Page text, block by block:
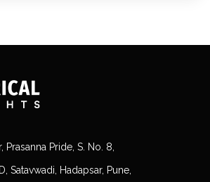
Pride, S. No. 8,
Satavwadi, Hadapsar, Pune,